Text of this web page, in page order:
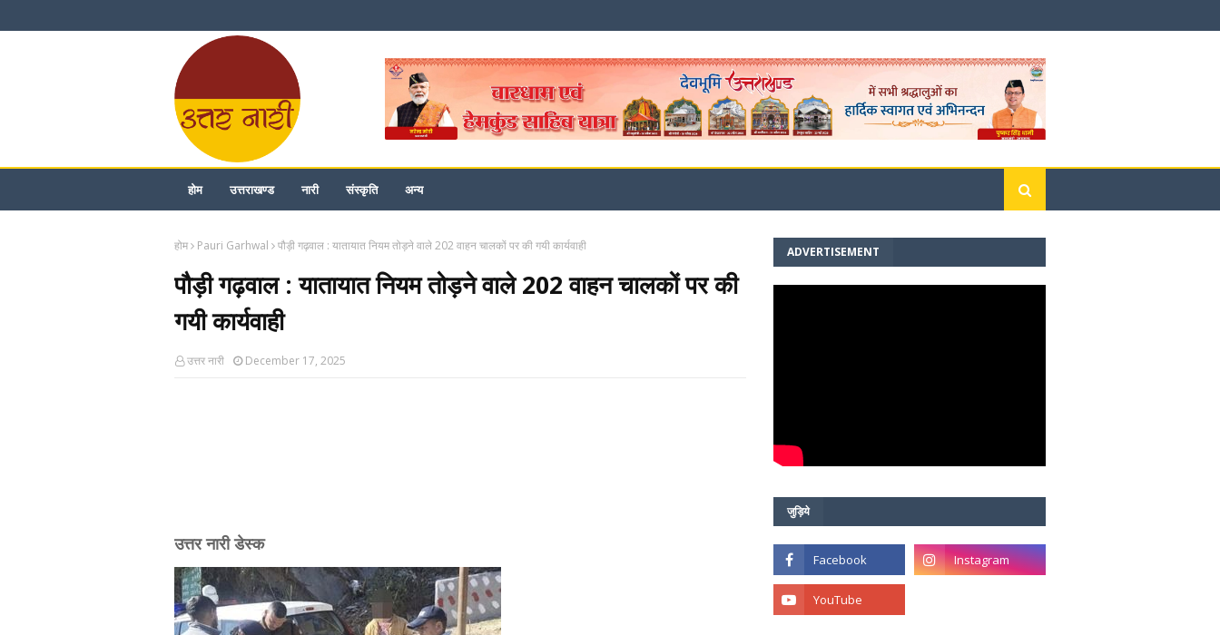
होम उत्तराखण्ड नारी संस्कृति अन्य
होम Pauri Garhwal पौड़ी गढ़वाल : यातायात नियम तोड़ने वाले 202 वाहन चालकों पर की गयी कार्यवाही
पौड़ी गढ़वाल : यातायात नियम तोड़ने वाले 202 वाहन चालकों पर की
गयी कार्यवाही
उत्तर नारी December 17, 2025
उत्तर नारी डेस्क
ADVERTISEMENT
जुड़िये